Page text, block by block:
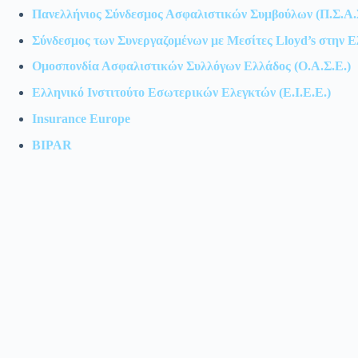
Πανελλήνιος Σύνδεσμος Ασφαλιστικών Συμβούλων
Σύνδεσμος των Συνεργαζομένων με Μεσίτες Lloyd’s στην
Ομοσπονδία Ασφαλιστικών Συλλόγων Ελλάδος (Ο.Α.Σ.Ε.)
Ελληνικό Ινστιτούτο Εσωτερικών Ελεγκτών (Ε.Ι.Ε.Ε.)
Insurance Europe
BIPAR